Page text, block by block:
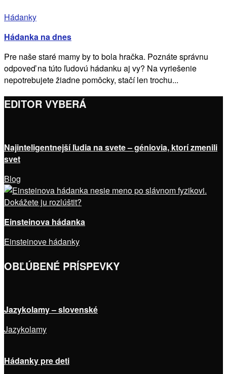
Hádanky
Hádanka na dnes
Pre naše staré mamy by to bola hračka. Poznáte správnu
odpoveď na túto ľudovú hádanku aj vy? Na vyriešenie
nepotrebujete žiadne pomôcky, stačí len trochu...
EDITOR VYBERÁ
Najinteligentnejší ľudia na svete – géniovia, ktorí zmenili
svet
Blog
Einsteinova hádanka
Einsteinove hádanky
OBĽÚBENÉ PRÍSPEVKY
Jazykolamy – slovenské
Jazykolamy
Hádanky pre deti